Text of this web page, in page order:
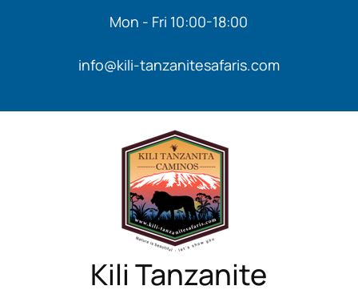
Mon - Fri 10:00-18:00
info@kili-tanzanitesafaris.com
Kili Tanzanite